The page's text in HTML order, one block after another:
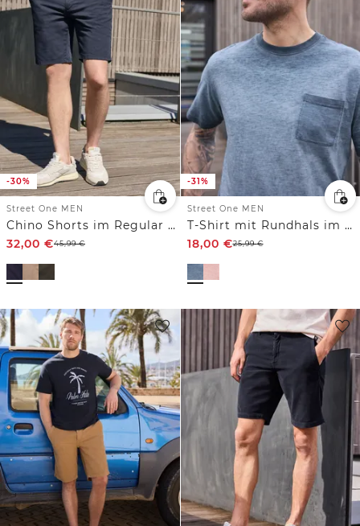
-30%
Street One MEN
Chino Shorts im Regular Fit
32,00 €45,99€
-31%
Street One MEN
T-Shirt mit Rundhals im Garment Dye Look
18,00 €25,99€